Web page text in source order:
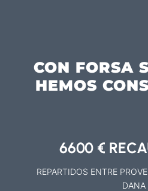
CON FORSA
HEMOS
6600 €
REPARTIDOS ENTRE
DANA